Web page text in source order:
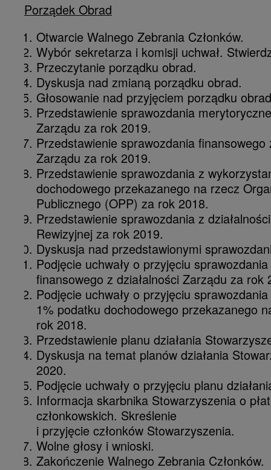
Porządek Obrad
Otwarcie Walnego Zebrania Członków.
Wybór sekretarza i komisji uchwał.
Przeczytanie porządku obrad.
Dyskusja nad zmianą porządku obrad.
Głosowanie nad przyjęciem porządku
Przedstawienie sprawozdania
Zarządu za rok 2019.
Przedstawienie sprawozdania finansowego
Zarządu za rok 2019.
Przedstawienie sprawozdania z
dochodowego przekazanego na rzecz
Publicznego (OPP) za rok 2018.
Przedstawienie sprawozdania z
Rewizyjnej za rok 2019.
Dyskusja nad przedstawionymi
Podjęcie uchwały o przyjęciu
finansowego z działalności Zarządu za rok
Podjęcie uchwały o przyjęciu
1% podatku dochodowego przekazanego
rok 2018.
Przedstawienie planu działania
Dyskusja na temat planów działania
2020.
Podjęcie uchwały o przyjęciu planu
Informacja skarbnika Stowarzyszenia o
członkowskich. Skreślenie
i przyjęcie członków Stowarzyszenia.
Wolne głosy i wnioski.
Zakończenie Walnego Zebrania Członków.